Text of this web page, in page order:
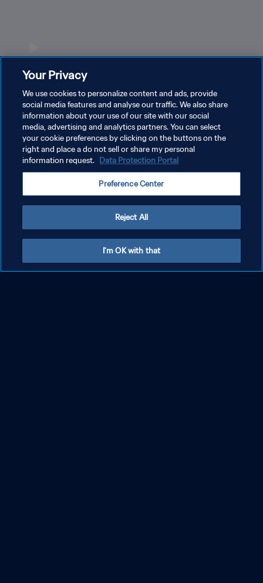
Il gol di Mia Hamm al 17' | USA - Danimarca |
Coppa del Mondo Femminile FIFA, USA 1999
Your Privacy
We use cookies to personalize content and ads, provide
social media features and analyse our traffic. We also share
information about your use of our site with our social
media, advertising and analytics partners. You can select
your cookie preferences by clicking on the buttons on the
right and place a do not sell or share my personal
information request. Data Protection Portal
Preference Center
Reject All
I'm OK with that